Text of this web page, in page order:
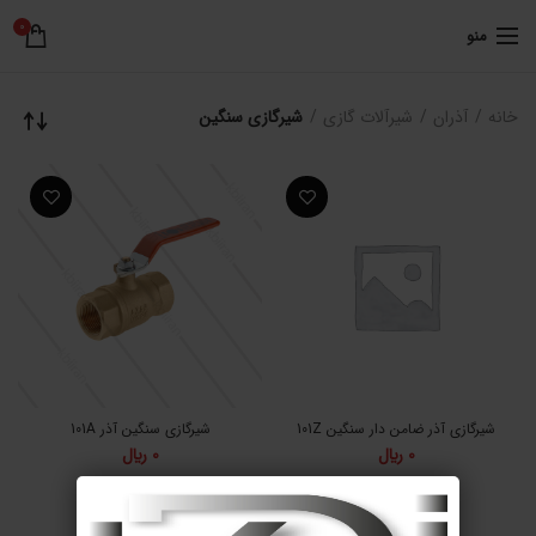
منو 0
خانه آذران شیرآلات گازی شیرگازی سنگین
شیرگازی آذر ضامن دار سنگین 101Z
0 ﷼
شیرگازی سنگین آذر 101A
0 ﷼